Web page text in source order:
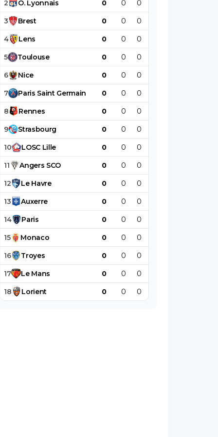
2 O. Lyonnais 0 0 0
3 Brest 0 0 0
4 Lens 0 0 0
5 Toulouse 0 0 0
6 Nice 0 0 0
7 Paris Saint Germain 0 0 0
8 Rennes 0 0 0
9 Strasbourg 0 0 0
10 LOSC Lille 0 0 0
11 Angers SCO 0 0 0
12 Le Havre 0 0 0
13 Auxerre 0 0 0
14 Paris 0 0 0
15 Monaco 0 0 0
16 Troyes 0 0 0
17 Le Mans 0 0 0
18 Lorient 0 0 0